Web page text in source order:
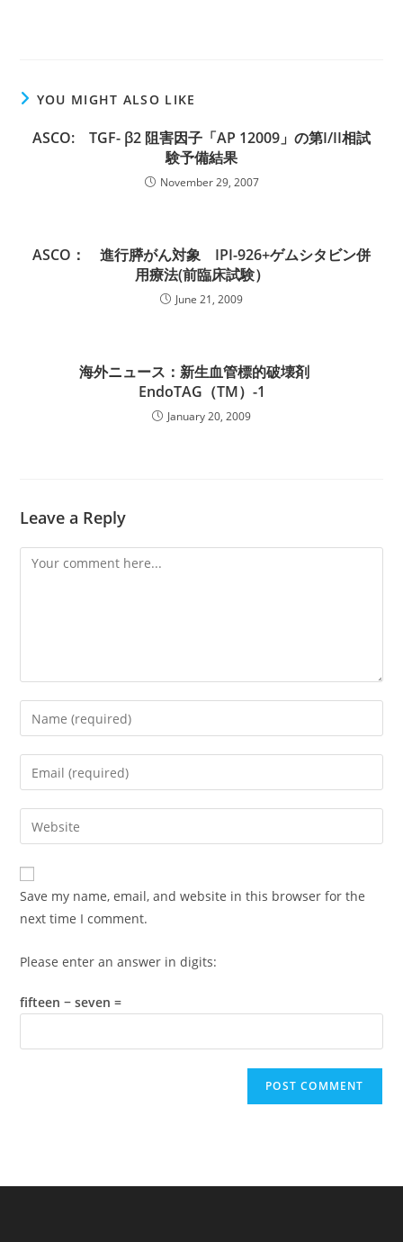
YOU MIGHT ALSO LIKE
ASCO: TGF- β2 阻害因子「AP 12009」の第I/II相試
験予備結果
November 29, 2007
ASCO： 進行膵がん対象 IPI-926+ゲムシタビン併
用療法(前臨床試験）
June 21, 2009
海外ニュース：新生血管標的破壊剤
EndoTAG（TM）-1
January 20, 2009
Leave a Reply
Comment
Enter
your
name
comment
Enter
your
email
address
comment
Enter
your
website
URL
(optional)
Save my name, email, and website in this browser for the
next time I comment.
Please enter an answer in digits:
fifteen − seven =